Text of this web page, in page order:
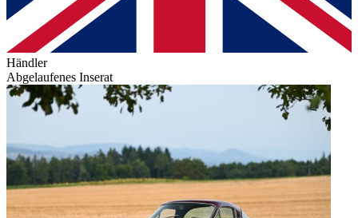
Händler
Abgelaufenes Inserat